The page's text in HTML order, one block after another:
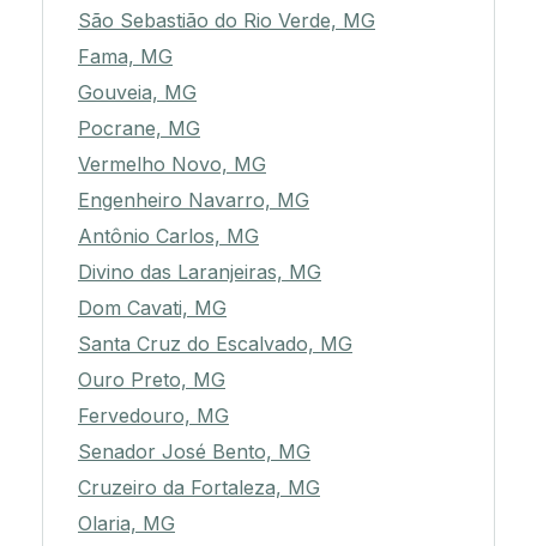
São Sebastião do Rio Verde, MG
Fama, MG
Gouveia, MG
Pocrane, MG
Vermelho Novo, MG
Engenheiro Navarro, MG
Antônio Carlos, MG
Divino das Laranjeiras, MG
Dom Cavati, MG
Santa Cruz do Escalvado, MG
Ouro Preto, MG
Fervedouro, MG
Senador José Bento, MG
Cruzeiro da Fortaleza, MG
Olaria, MG